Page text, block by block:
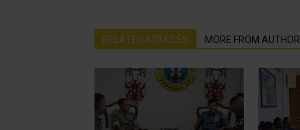
RELATED ARTICLES MORE FROM AUTHOR